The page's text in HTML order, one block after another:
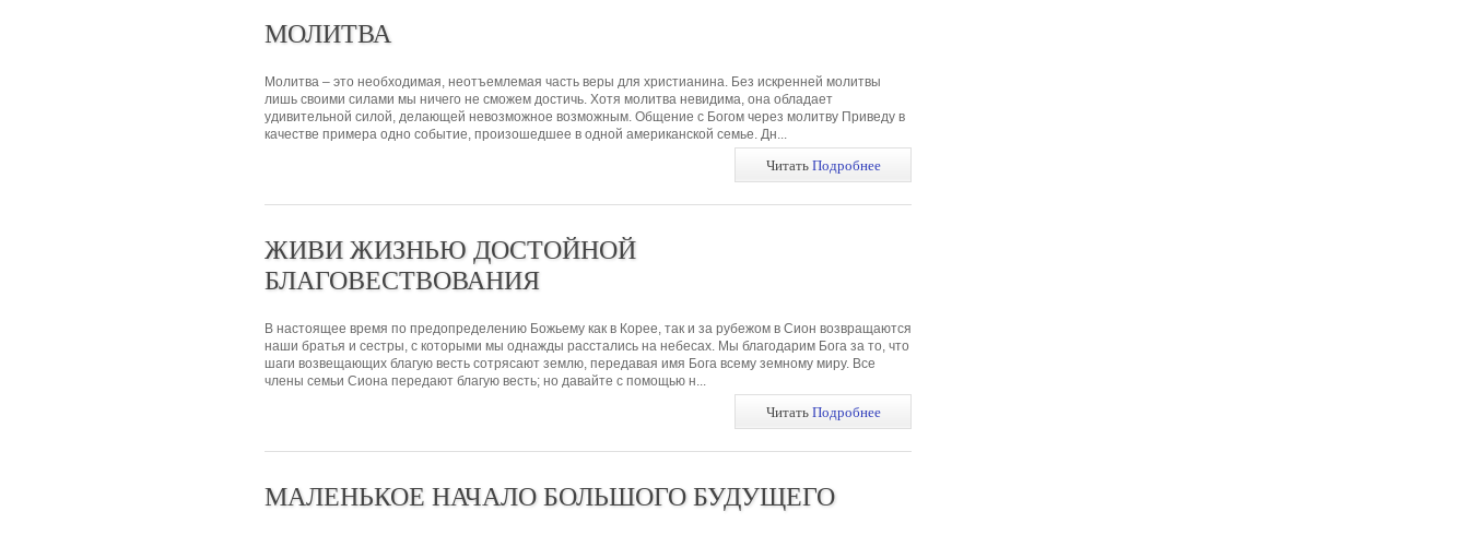
МОЛИТВА
Молитва – это необходимая, неотъемлемая часть веры для христианина. Без искренней молитвы
лишь своими силами мы ничего не сможем достичь. Хотя молитва невидима, она обладает
удивительной силой, делающей невозможное возможным. Общение с Богом через молитву Приведу в
качестве примера одно событие, произошедшее в одной американской семье. Дн...
ЧитатьПодробнее
ЖИВИ ЖИЗНЬЮ ДОСТОЙНОЙ
БЛАГОВЕСТВОВАНИЯ
В настоящее время по предопределению Божьему как в Корее, так и за рубежом в Сион возвращаются
наши братья и сестры, с которыми мы однажды расстались на небесах. Мы благодарим Бога за то, что
шаги возвещающих благую весть сотрясают землю, передавая имя Бога всему земному миру. Все
члены семьи Сиона передают благую весть; но давайте с помощью н...
ЧитатьПодробнее
МАЛЕНЬКОЕ НАЧАЛО БОЛЬШОГО БУДУЩЕГО